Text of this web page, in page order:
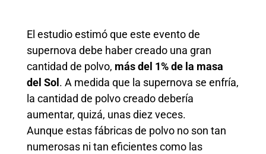
El estudio estimó que este evento de
supernova debe haber creado una gran
cantidad de polvo, más del 1% de la masa
del Sol . A medida que la supernova se enfría,
la cantidad de polvo creado debería
aumentar, quizá, unas diez veces.
Aunque estas fábricas de polvo no son tan
numerosas ni tan eficientes como las